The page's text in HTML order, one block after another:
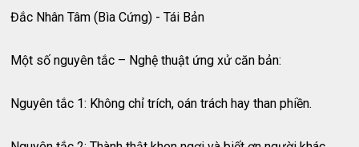
Đắc Nhân Tâm (Bìa Cứng) - Tái Bản
Một số nguyên tắc – Nghệ thuật ứng xử căn bản:
Nguyên tắc 1: Không chỉ trích, oán trách hay than phiền.